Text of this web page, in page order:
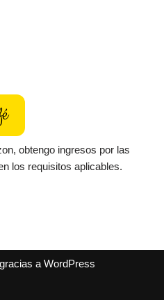
obtengo ingresos por las
los requisitos aplicables.
a WordPress